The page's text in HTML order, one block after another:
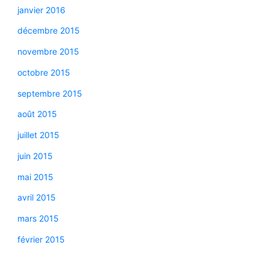
janvier 2016
décembre 2015
novembre 2015
octobre 2015
septembre 2015
août 2015
juillet 2015
juin 2015
mai 2015
avril 2015
mars 2015
février 2015